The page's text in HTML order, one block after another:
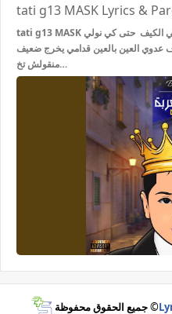
tati g13 MASK Lyrics &
tati g13 MASK تخنقت ونحكيها طول نستعرف ضيعني الكيف حتى كي نولي
العين بالعين قدامي يخرج ضعيف
منقولش تخ…
جميع الحقوق محفوظة ©